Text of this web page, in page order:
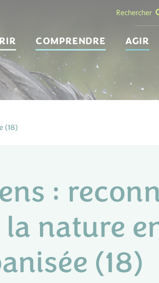
Rechercher
COMPRENDRE AGIR
(18)
:
nature
(18)